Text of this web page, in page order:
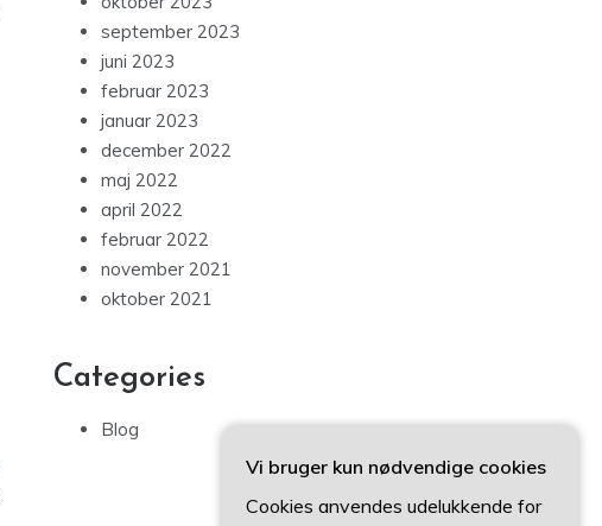
september 2023
juni 2023
februar 2023
januar 2023
december 2022
maj 2022
april 2022
februar 2022
november 2021
oktober 2021
Categories
Blog
Vi bruger kun nødvendige cookies
Cookies anvendes udelukkende for